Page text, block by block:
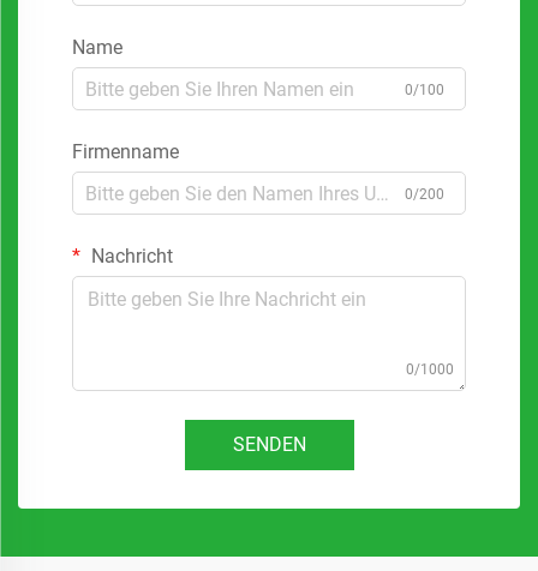
Name
0/100
Firmenname
0/200
Nachricht
0/1000
SENDEN